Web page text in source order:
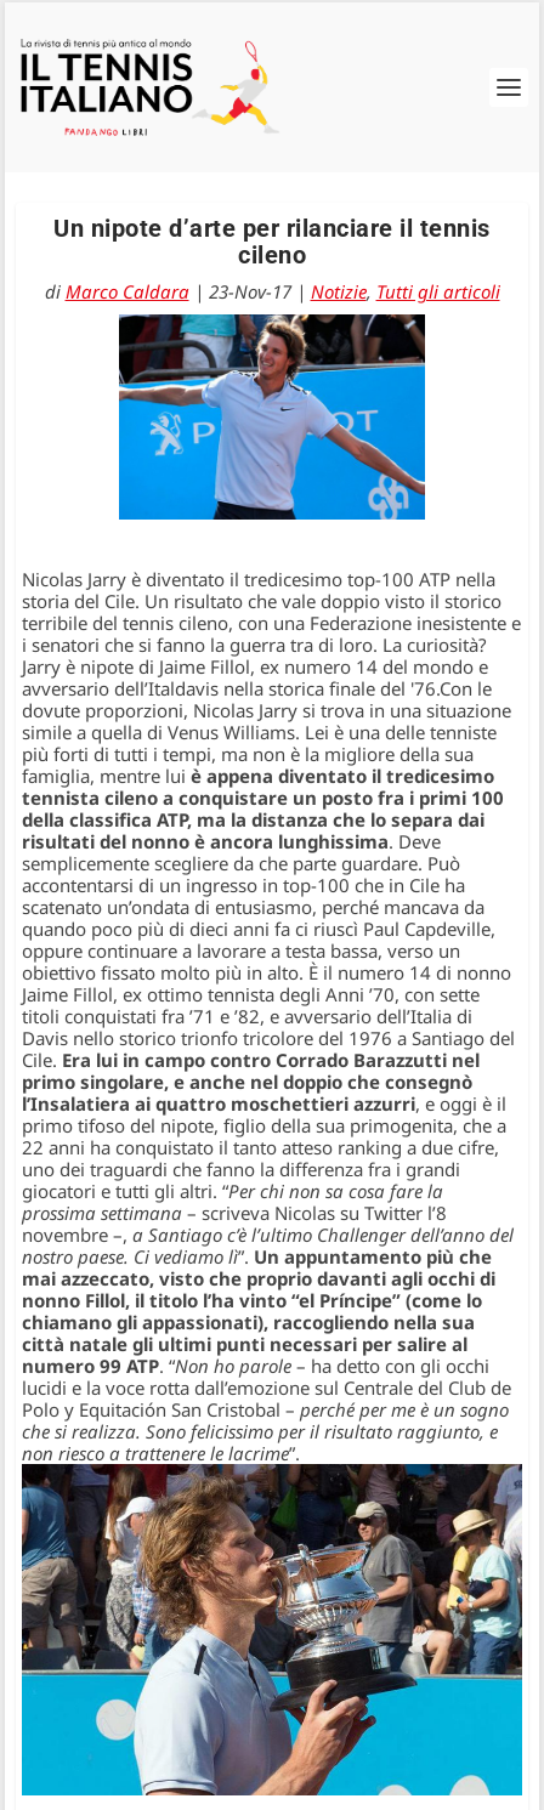
Un nipote d’arte per rilanciare il tennis
cileno
di Marco Caldara| 23-Nov-17| Notizie, Tutti gli articoli
Nicolas Jarry è diventato il tredicesimo top-100 ATP nella
storia del Cile. Un risultato che vale doppio visto il storico
terribile del tennis cileno, con una Federazione inesistente e
i senatori che si fanno la guerra tra di loro. La curiosità?
Jarry è nipote di Jaime Fillol, ex numero 14 del mondo e
avversario dell’Italdavis nella storica finale del '76.Con le
dovute proporzioni, Nicolas Jarry si trova in una situazione
simile a quella di Venus Williams. Lei è una delle tenniste
più forti di tutti i tempi, ma non è la migliore della sua
famiglia, mentre luiè appena diventato il tredicesimo
tennista cileno a conquistare un posto fra i primi 100
della classifica ATP, ma la distanza che lo separa dai
risultati del nonno è ancora lunghissima. Deve
semplicemente scegliere da che parte guardare. Può
accontentarsi di un ingresso in top-100 che in Cile ha
scatenato un’ondata di entusiasmo, perché mancava da
quando poco più di dieci anni fa ci riuscì Paul Capdeville,
oppure continuare a lavorare a testa bassa, verso un
obiettivo fissato molto più in alto. È il numero 14 di nonno
Jaime Fillol, ex ottimo tennista degli Anni ’70, con sette
titoli conquistati fra ’71 e ’82, e avversario dell’Italia di
Davis nello storico trionfo tricolore del 1976 a Santiago del
Cile. Era lui in campo contro Corrado Barazzutti nel
primo singolare, e anche nel doppio che consegnò
l’Insalatiera ai quattro moschettieri azzurri, e oggi è il
primo tifoso del nipote, figlio della sua primogenita, che a
22 anni ha conquistato il tanto atteso ranking a due cifre,
uno dei traguardi che fanno la differenza fra i grandi
giocatori e tutti gli altri. “Per chi non sa cosa fare la
prossima settimana – scriveva Nicolas su Twitter l’8
novembre –,a Santiago c’è l’ultimo Challenger dell’anno del
nostro paese. Ci vediamo lì”. Un appuntamento più che
mai azzeccato, visto che proprio davanti agli occhi di
nonno Fillol, il titolo l’ha vinto “el Príncipe” (come lo
chiamano gli appassionati), raccogliendo nella sua
città natale gli ultimi punti necessari per salire al
numero 99 ATP. “Non ho parole – ha detto con gli occhi
lucidi e la voce rotta dall’emozione sul Centrale del Club de
Polo y Equitación San Cristobal –perché per me è un sogno
che si realizza. Sono felicissimo per il risultato raggiunto, e
non riesco a trattenere le lacrime”.